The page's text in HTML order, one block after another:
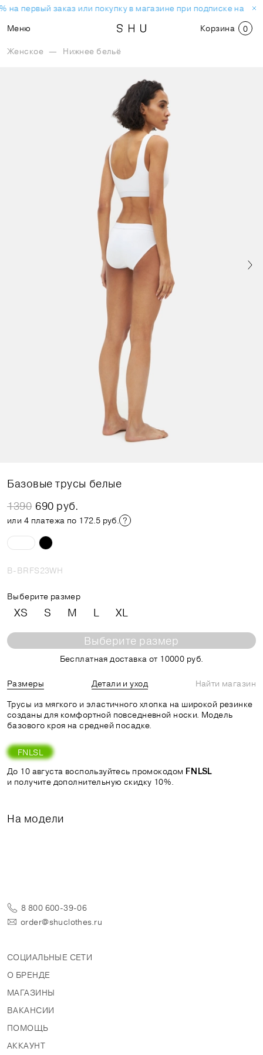
на первый заказ или покупку в магазине при подписке на
Меню
Корзина 0
Женское — Нижнее бельё
Базовые трусы белые
1390 690 руб.
или 4 платежа по 172.5 руб.
B-BRFS23WH
Выберите размер
XS S M L XL
Выберите размер
Бесплатная доставка от 10000 руб.
Размеры Детали и уход
Найти магазин
Трусы из мягкого и эластичного хлопка на широкой резинке
созданы для комфортной повседневной носки. Модель
базового кроя на средней посадке.
FNLSL
До 10 августа воспользуйтесь промокодом FNLSL
и получите дополнительную скидку 10%.
На модели
8 800 600-39-06
order@shuclothes.ru
СОЦИАЛЬНЫЕ СЕТИ
О БРЕНДЕ
МАГАЗИНЫ
ВАКАНСИИ
ПОМОЩЬ
АККАУНТ